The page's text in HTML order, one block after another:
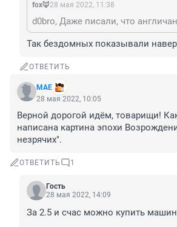
fox🦊28 мая 2022, 11:38
Так бездомных показывали
ОТВЕТИТЬ
MAE
28 мая 2022, 10:05
Верной дорогой идём, товарищи!
написана картина эпохи
незрячих".
ОТВЕТИТЬ 1
Гость
28 мая 2022, 14:09
За 2.5 и счас можно купить